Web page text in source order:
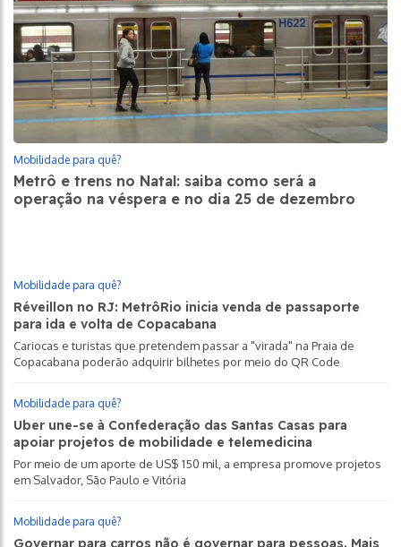
Mobilidade para quê?
Metrô e trens no Natal: saiba como será a
operação na véspera e no dia 25 de dezembro
Mobilidade para quê?
Réveillon no RJ: MetrôRio inicia venda de passaporte
para ida e volta de Copacabana
Cariocas e turistas que pretendem passar a "virada" na Praia de
Copacabana poderão adquirir bilhetes por meio do QR Code
Mobilidade para quê?
Uber une-se à Confederação das Santas Casas para
apoiar projetos de mobilidade e telemedicina
Por meio de um aporte de US$ 150 mil, a empresa promove projetos
em Salvador, São Paulo e Vitória
Mobilidade para quê?
Governar para carros não é governar para pessoas. Mais